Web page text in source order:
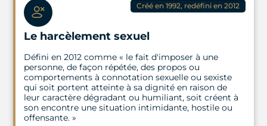
Créé en 1992, redéfini en 2012
Le harcèlement sexuel
Défini en 2012 comme « le fait d'imposer à une
personne, de façon répétée, des propos ou
comportements à connotation sexuelle ou sexiste
qui soit portent atteinte à sa dignité en raison de
leur caractère dégradant ou humiliant, soit créent à
son encontre une situation intimidante, hostile ou
offensante. »